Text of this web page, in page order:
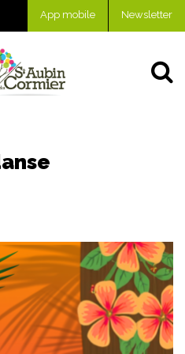
App mobile Newsletter